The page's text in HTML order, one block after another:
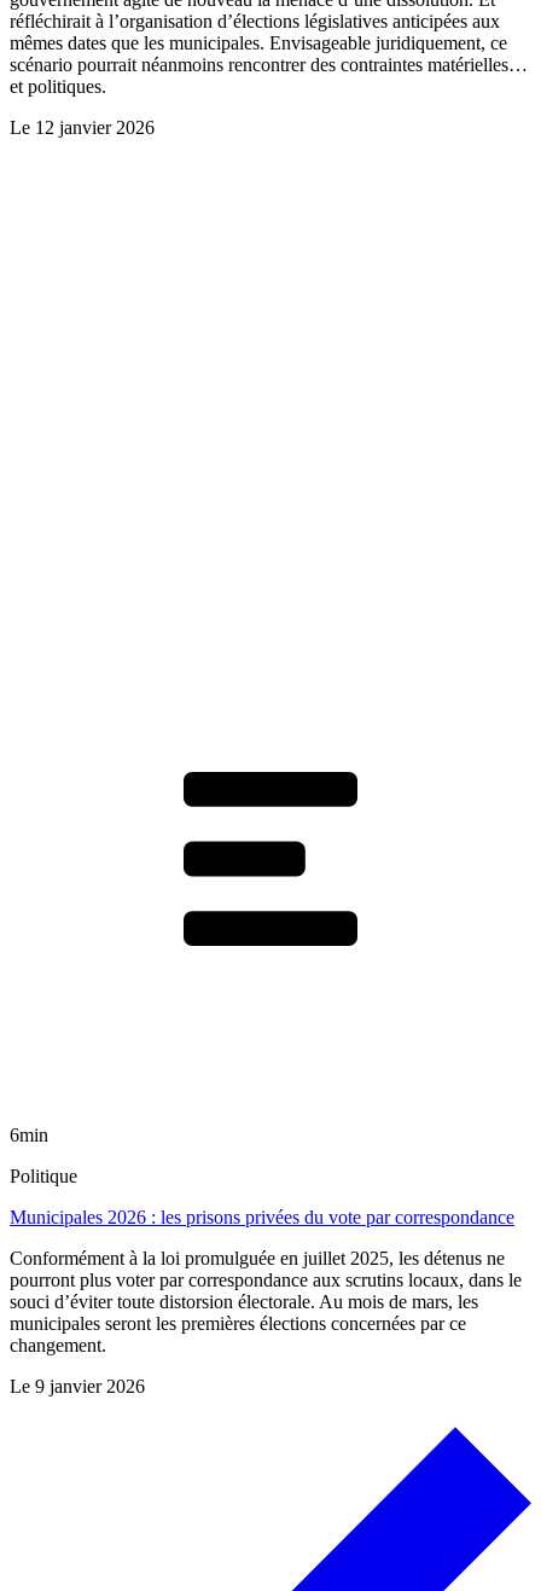
réfléchirait à l’organisation d’élections législatives anticipées aux
mêmes dates que les municipales. Envisageable juridiquement, ce
scénario pourrait néanmoins rencontrer des contraintes matérielles…
et politiques.
Le 12 janvier 2026
6min
Politique
Municipales 2026 : les prisons privées du vote par correspondance
Conformément à la loi promulguée en juillet 2025, les détenus ne
pourront plus voter par correspondance aux scrutins locaux, dans le
souci d’éviter toute distorsion électorale. Au mois de mars, les
municipales seront les premières élections concernées par ce
changement.
Le 9 janvier 2026